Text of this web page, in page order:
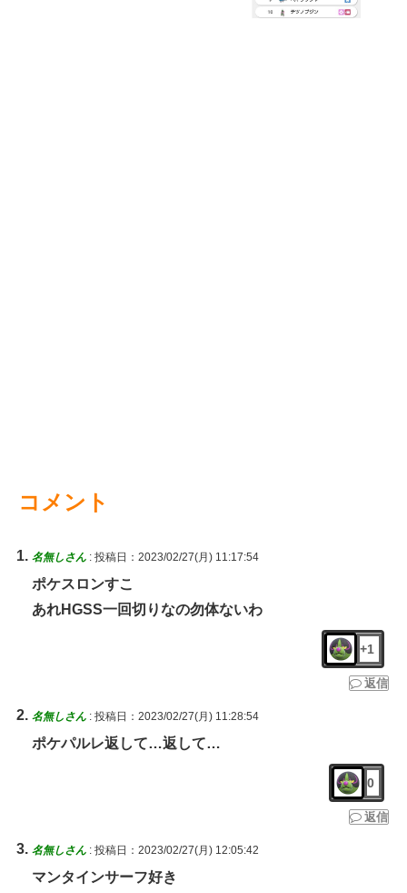
コメント
名無しさん : 投稿日：2023/02/27(月) 11:17:54
ポケスロンすこ
あれHGSS一回切りなの勿体ないわ
+1
返信
名無しさん : 投稿日：2023/02/27(月) 11:28:54
ポケパルレ返して…返して…
0
返信
名無しさん : 投稿日：2023/02/27(月) 12:05:42
マンタインサーフ好き